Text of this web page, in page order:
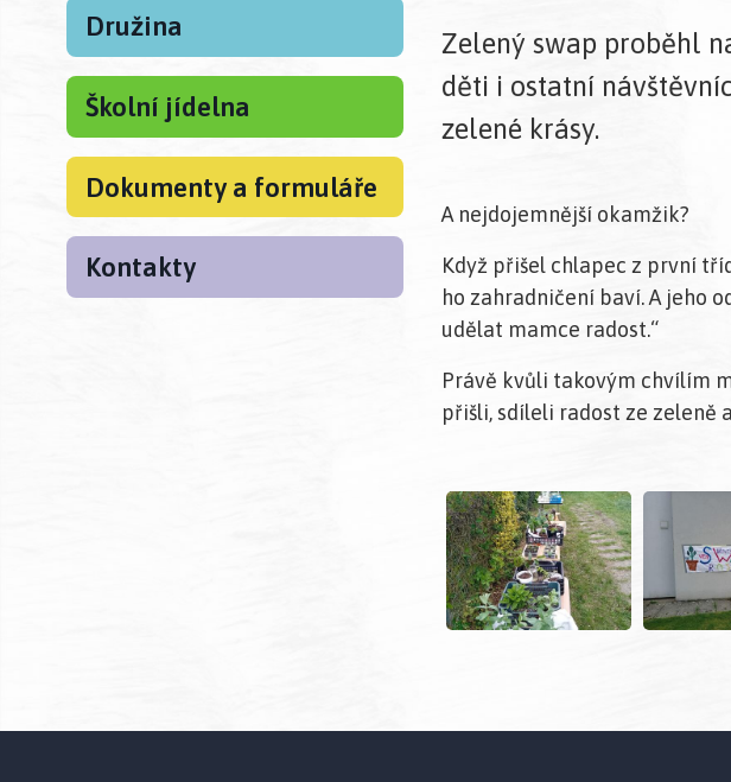
Družina
Školní jídelna
Dokumenty a formuláře
Kontakty
Zelený swap proběhl
děti i ostatní
zelené krásy.
A nejdojemnější okamžik?
Když přišel chlapec z první
ho zahradničení baví. A jeho
udělat mamce radost.“
Právě kvůli takovým chvílím
přišli, sdíleli radost ze zeleně